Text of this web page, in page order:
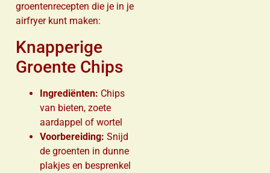
groentenrecepten die je in je
airfryer kunt maken:
Knapperige
Groente Chips
Ingrediënten: Chips
van bieten, zoete
aardappel of wortel
Voorbereiding: Snijd
de groenten in dunne
plakjes en besprenkel